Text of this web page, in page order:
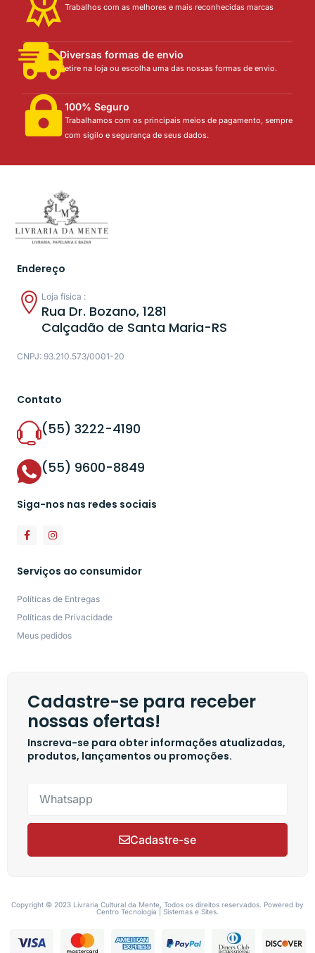
Trabalhos com as melhores e mais reconhecidas marcas
Diversas formas de envio
Retire na loja ou escolha uma das nossas formas de envio.
100% Seguro
Trabalhamos com os principais meios de pagamento, sempre
com sigilo e segurança de seus dados.
Endereço
Loja física :
Rua Dr. Bozano, 1281
Calçadão de Santa Maria-RS
CNPJ: 93.210.573/0001-20
Contato
(55) 3222-4190
(55) 9600-8849
Siga-nos nas redes sociais
Serviços ao consumidor
Políticas de Entregas
Políticas de Privacidade
Meus pedidos
Cadastre-se para receber
nossas ofertas!
Inscreva-se para obter informações atualizadas,
produtos, lançamentos ou promoções.
Cadastre-se
Copyright © 2023 Livraria Cultural da Mente, Todos os direitos reservados. Powered by
Centro Tecnologia | Sistemas e Sites.